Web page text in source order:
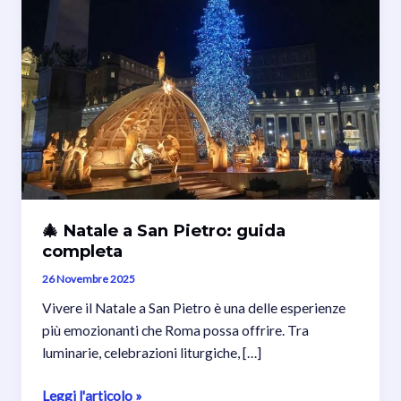
🎄 Natale a San Pietro: guida
completa
26 Novembre 2025
Vivere il Natale a San Pietro è una delle esperienze
più emozionanti che Roma possa offrire. Tra
luminarie, celebrazioni liturgiche, […]
🎄
Leggi l'articolo »